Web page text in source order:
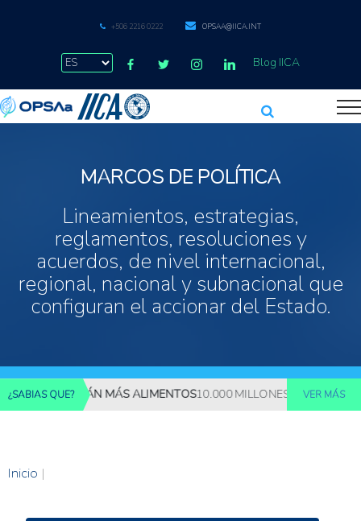
+506 2216 0222 OPSAA@IICA.INT
Blog IICA
MARCOS DE POLÍTICA
Lineamientos, estrategias,
reglamentos, resoluciones y
acuerdos, de nivel internacional,
regional, nacional y subnacional que
configuran el accionar del Estado.
¿SABIAS QUE? MÁS ALIMENTOS10.000 MILLONES DE PERSONAS
VER MÁS
Inicio |